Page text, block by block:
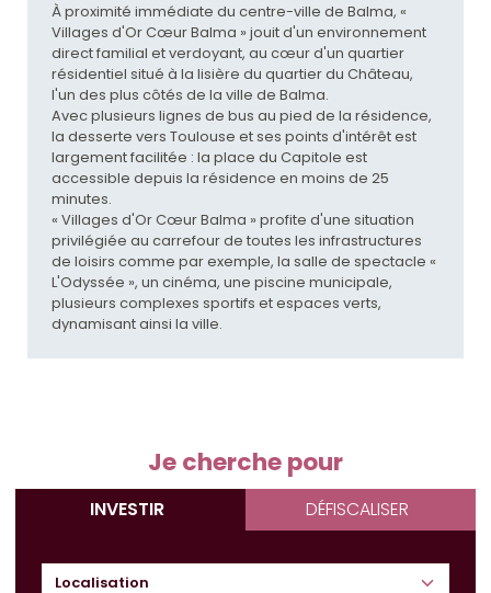
À proximité immédiate du centre-ville de Balma, «
Villages d'Or Cœur Balma » jouit d'un environnement
direct familial et verdoyant, au cœur d'un quartier
résidentiel situé à la lisière du quartier du Château,
l'un des plus côtés de la ville de Balma.
Avec plusieurs lignes de bus au pied de la résidence,
la desserte vers Toulouse et ses points d'intérêt est
largement facilitée : la place du Capitole est
accessible depuis la résidence en moins de 25
minutes.
« Villages d'Or Cœur Balma » profite d'une situation
privilégiée au carrefour de toutes les infrastructures
de loisirs comme par exemple, la salle de spectacle «
L'Odyssée », un cinéma, une piscine municipale,
plusieurs complexes sportifs et espaces verts,
dynamisant ainsi la ville.
Je cherche pour
INVESTIR DÉFISCALISER